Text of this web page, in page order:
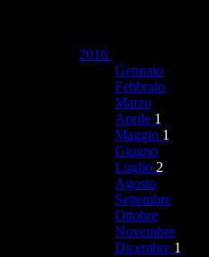
2016
Gennaio
Febbraio
Marzo
Aprile 1
Maggio 1
Giugno
Luglio 2
Agosto
Settembre
Ottobre
Novembre
Dicembre 1